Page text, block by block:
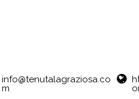
info@tenutalagraziosa.co
m